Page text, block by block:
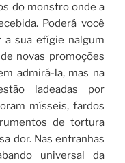
do monstro onde a
Poderá você
a sua efígie nalgum
novas promoções
admirá-la, mas na
ladeadas por
mísseis, fardos
de tortura
dor. Nas entranhas
universal da